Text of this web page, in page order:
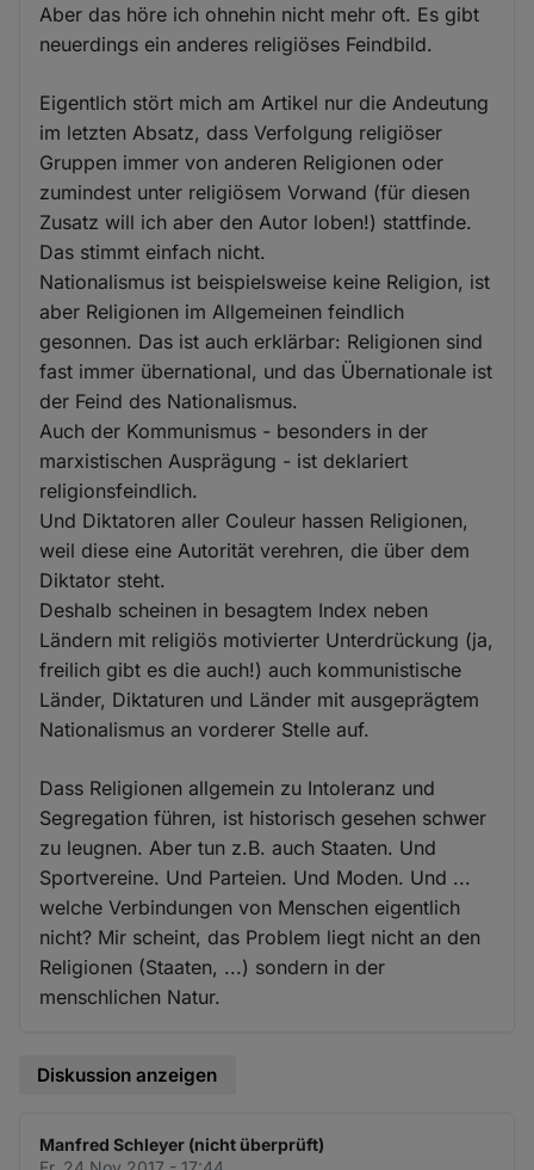
Aber das höre ich ohnehin nicht mehr oft. Es gibt
neuerdings ein anderes religiöses Feindbild.
Eigentlich stört mich am Artikel nur die Andeutung
im letzten Absatz, dass Verfolgung religiöser
Gruppen immer von anderen Religionen oder
zumindest unter religiösem Vorwand (für diesen
Zusatz will ich aber den Autor loben!) stattfinde.
Das stimmt einfach nicht.
Nationalismus ist beispielsweise keine Religion, ist
aber Religionen im Allgemeinen feindlich
gesonnen. Das ist auch erklärbar: Religionen sind
fast immer übernational, und das Übernationale ist
der Feind des Nationalismus.
Auch der Kommunismus - besonders in der
marxistischen Ausprägung - ist deklariert
religionsfeindlich.
Und Diktatoren aller Couleur hassen Religionen,
weil diese eine Autorität verehren, die über dem
Diktator steht.
Deshalb scheinen in besagtem Index neben
Ländern mit religiös motivierter Unterdrückung (ja,
freilich gibt es die auch!) auch kommunistische
Länder, Diktaturen und Länder mit ausgeprägtem
Nationalismus an vorderer Stelle auf.
Dass Religionen allgemein zu Intoleranz und
Segregation führen, ist historisch gesehen schwer
zu leugnen. Aber tun z.B. auch Staaten. Und
Sportvereine. Und Parteien. Und Moden. Und ...
welche Verbindungen von Menschen eigentlich
nicht? Mir scheint, das Problem liegt nicht an den
Religionen (Staaten, ...) sondern in der
menschlichen Natur.
Diskussion anzeigen
Manfred Schleyer (nicht überprüft)